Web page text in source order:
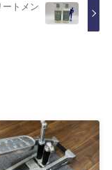
ートメン